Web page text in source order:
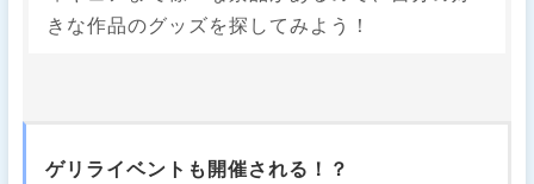
きな作品のグッズを探してみよう！
ゲリライベントも開催される！？